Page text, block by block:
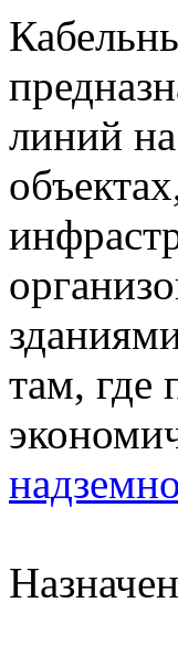
линий
там, где